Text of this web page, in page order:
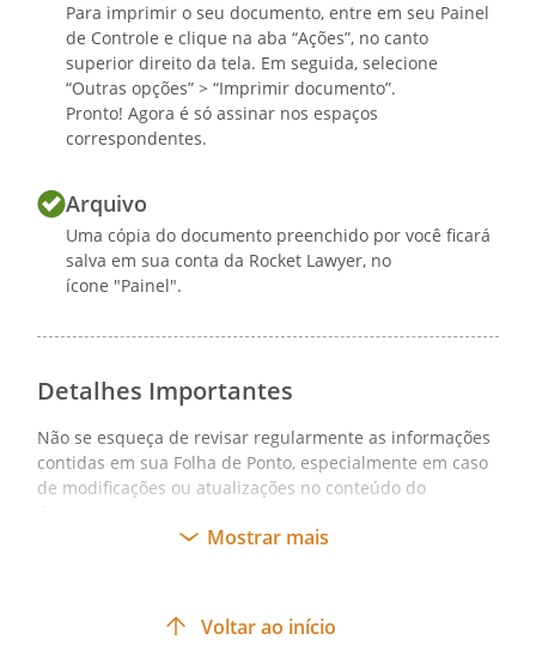
Para imprimir o seu documento, entre em seu Painel
de Controle e clique na aba “Ações”, no canto
superior direito da tela. Em seguida, selecione
“Outras opções” > “Imprimir documento”.
Pronto! Agora é só assinar nos espaços
correspondentes.
Arquivo
Uma cópia do documento preenchido por você ficará
salva em sua conta da Rocket Lawyer, no
ícone "Painel".
Detalhes Importantes
Não se esqueça de revisar regularmente as informações
contidas em sua Folha de Ponto, especialmente em caso
de modificações ou atualizações no conteúdo do
documento.
Mostrar mais
Voltar ao início